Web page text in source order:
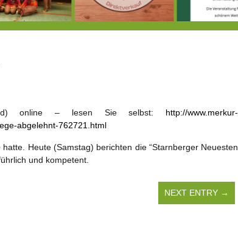
online – lesen Sie selbst: http://www.merkur-
abgelehnt-762721.html
Heute (Samstag) berichten die “Starnberger Neuesten
und kompetent.
NEXT ENTRY →